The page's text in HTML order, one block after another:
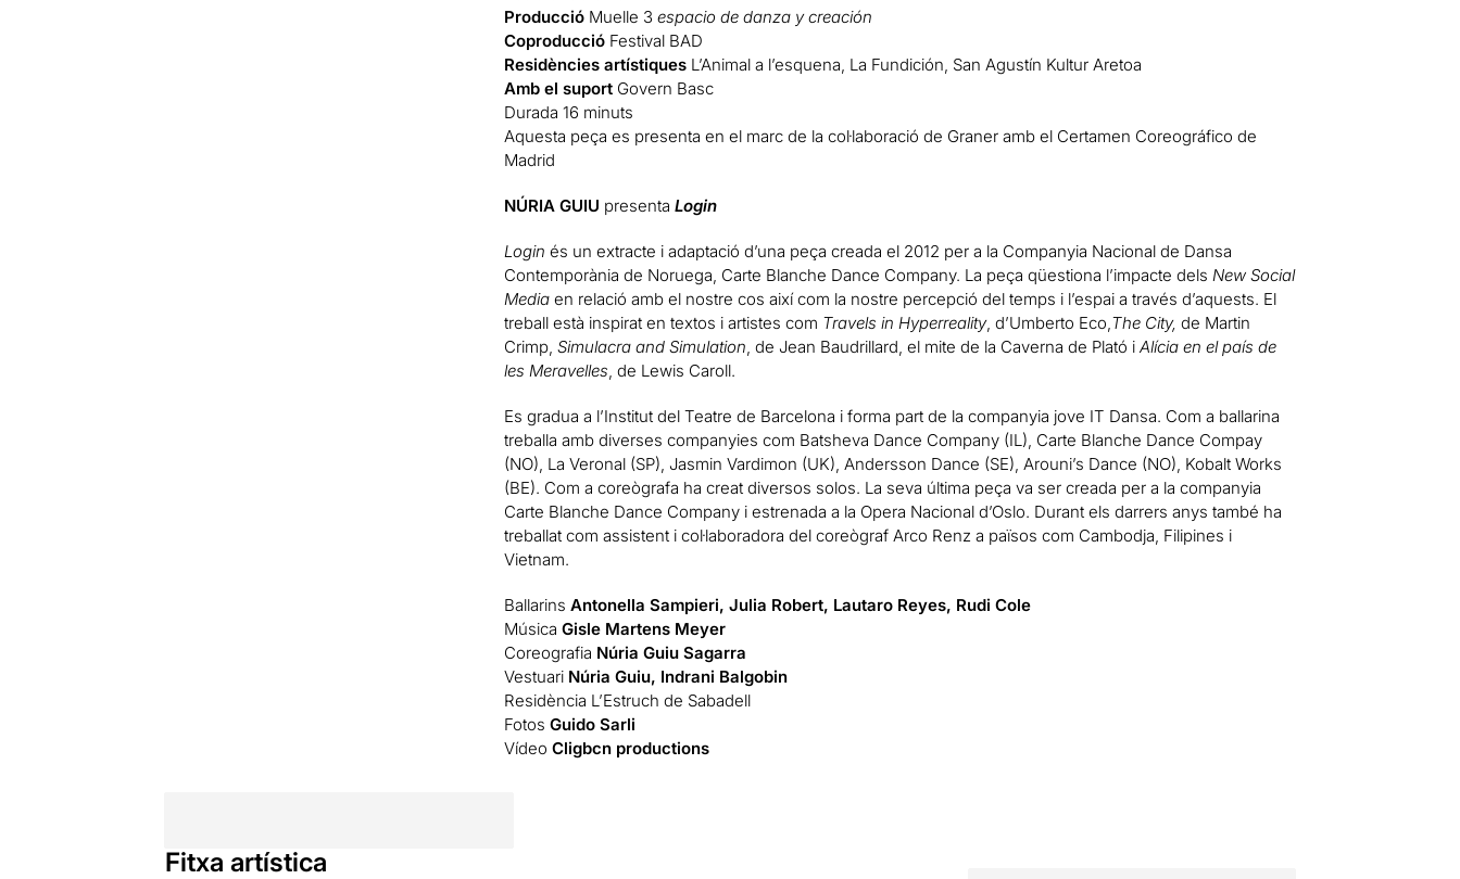
Producció Muelle 3 espacio de danza y creación
Coproducció Festival BAD
Residències artístiquesL’Animal a l’esquena, La Fundición, San Agustín Kultur Aretoa
Amb el suportGovern Basc
Durada 16 minuts
Aquesta peça es presenta en el marc de la col·laboració de Graner amb el Certamen Coreográfico de
Madrid
NÚRIA GUIU presenta Login
Login és un extracte i adaptació d’una peça creada el 2012 per a la Companyia Nacional de Dansa
Contemporània de Noruega, Carte Blanche Dance Company. La peça qüestiona l’impacte dels New Social
Media en relació amb el nostre cos així com la nostre percepció del temps i l’espai a través d’aquests. El
treball està inspirat en textos i artistes com Travels in Hyperreality, d’Umberto Eco, The City, de Martin
Crimp, Simulacra and Simulation , de Jean Baudrillard, el mite de la Caverna de Plató i Alícia en el país de
les Meravelles , de Lewis Caroll.
Es gradua a l’Institut del Teatre de Barcelona i forma part de la companyia jove IT Dansa. Com a ballarina
treballa amb diverses companyies com Batsheva Dance Company (IL), Carte Blanche Dance Compay
(NO), La Veronal (SP), Jasmin Vardimon (UK), Andersson Dance (SE), Arouni’s Dance (NO), Kobalt Works
(BE). Com a coreògrafa ha creat diversos solos. La seva última peça va ser creada per a la companyia
Carte Blanche Dance Company i estrenada a la Opera Nacional d’Oslo. Durant els darrers anys també ha
treballat com assistent i col·laboradora del coreògraf Arco Renz a països com Cambodja, Filipines i
Vietnam.
Ballarins Antonella Sampieri, Julia Robert, Lautaro Reyes, Rudi Cole
Música Gisle Martens Meyer
Coreografia Núria Guiu Sagarra
Vestuari Núria Guiu, Indrani Balgobin
Residència L’Estruch de Sabadell
Fotos Guido Sarli
Vídeo Cligbcn productions
Fitxa artística